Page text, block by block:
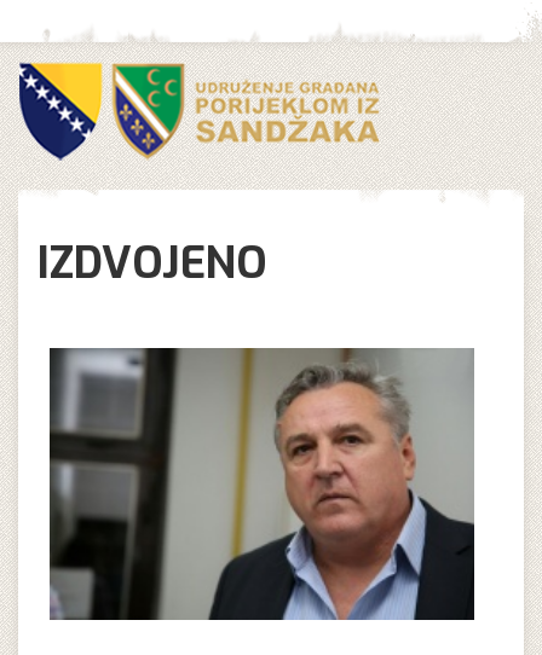
IZDVOJENO